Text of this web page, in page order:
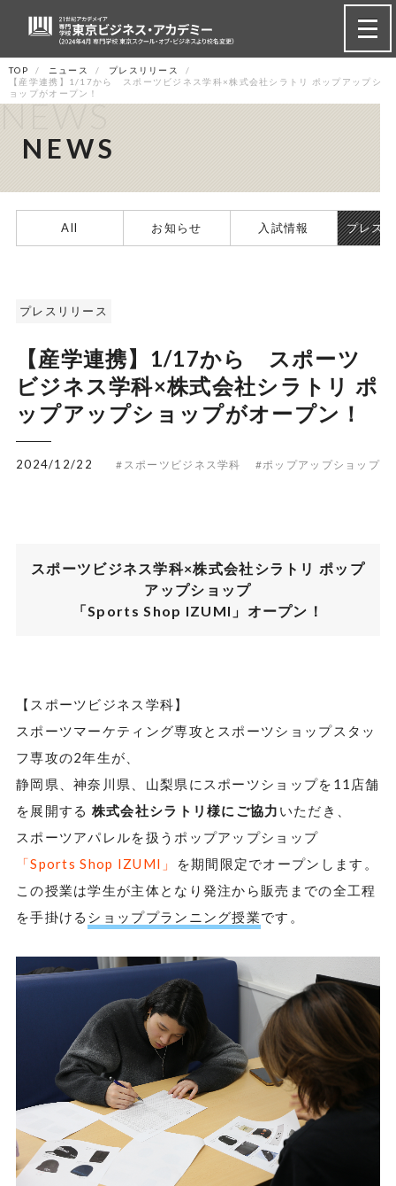
TOP ニュース
プレスリリース
【産学連携】1/17から スポーツビジネス学科×株式会社シラトリ ポップアップシ
ョップがオープン！
NEWS
NEWS
All お知らせ 入試情報 プレス
プレスリリース
【産学連携】1/17から スポーツ
ビジネス学科×株式会社シラトリ ポ
ップアップショップがオープン！
2024/12/22 #スポーツビジネス学科 #ポップアップショップ
スポーツビジネス学科×株式会社シラトリ ポップ
アップショップ
「Sports Shop IZUMI 」オープン！
【スポーツビジネス学科】
スポーツマーケティング専攻とスポーツショップスタッ
フ専攻の2年生が、
静岡県、神奈川県、山梨県にスポーツショップを11店舗
を展開する 株式会社シラトリ様にご協力 いただき、
スポーツアパレルを扱うポップアップショップ
「Sports Shop IZUMI 」
を期間限定でオープンします。
この授業は学生が主体となり発注から販売までの全工程
を手掛ける ショッププランニング授業です。